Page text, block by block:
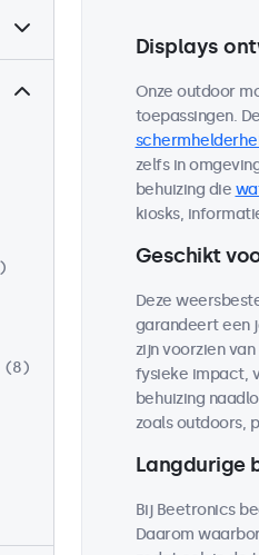
8
Displays
Onze outdoor
toepassingen.
zelfs in
behuizing die
kiosks,
Geschikt
Deze
garandeert een
zijn voorzien
fysieke impact,
behuizing
zoals outdoors,
Langdurige
Bij Beetronics
Daarom